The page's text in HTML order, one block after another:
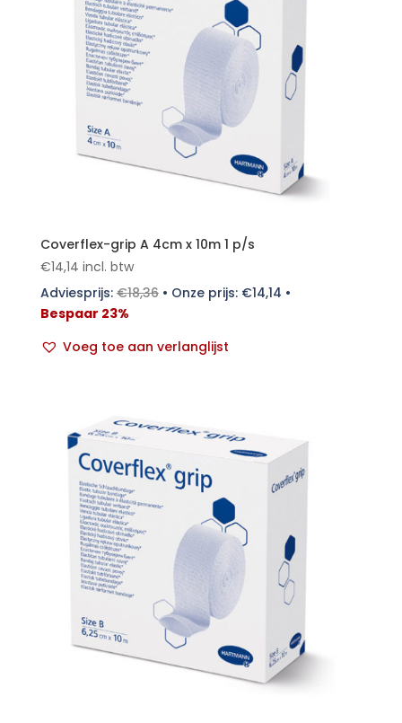
Coverflex-grip A 4cm x 10m 1 p/s
€14,14 incl. btw
Adviesprijs:€18,36• Onze prijs: €14,14 •
Bespaar 23%
Voeg toe aan verlanglijst